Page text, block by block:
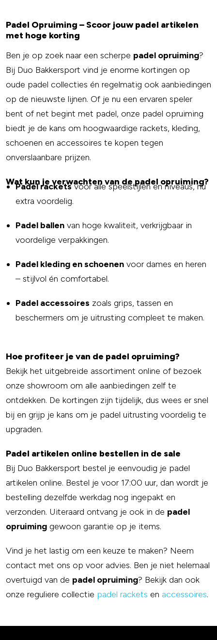
Padel Opruiming – Scoor jouw padel artikelen
met hoge korting
Ben je op zoek naar een scherpe padel opruiming?
Bij Duo Bakkersport vind je enorme kortingen op
oude padel collecties én regelmatig ook aanbiedingen
op de nieuwste lijnen. Of je nu een ervaren speler
bent of net begint met padel, onze padel opruiming
biedt je de kans om hoogwaardige rackets, kleding,
schoenen en accessoires te kopen tegen
onverslaanbare prijzen.
Wat kun je verwachten van de padel opruiming?
Padel racketsvoor alle speelstijlen en niveaus, nu
extra voordelig.
Padel ballen van hoge kwaliteit, verkrijgbaar in
voordelige verpakkingen.
Padel kleding en schoenen voor dames en heren
– stijlvol én comfortabel.
Padel accessoires zoals grips, tassen en
beschermers om je uitrusting compleet te maken.
Hoe profiteer je van de padel opruiming?
Bekijk het uitgebreide assortiment online of bezoek
onze showroom om alle aanbiedingen zelf te
ontdekken. De kortingen zijn tijdelijk, dus wees er snel
bij en grijp je kans om je padel uitrusting voordelig te
upgraden.
Padel artikelen online bestellen in de sale
Bij Duo Bakkersport bestel je eenvoudig je padel
artikelen online. Bestel je voor 17:00 uur, dan wordt je
bestelling dezelfde werkdag nog ingepakt en
verzonden. Uiteraard ontvang je ook in de padel
opruiming gewoon garantie op je items.
Vind je het lastig om een keuze te maken? Neem
contact met ons op voor advies. Ben je niet helemaal
overtuigd van de padel opruiming? Bekijk dan ook
onze reguliere collectie padel rackets en accessoires.